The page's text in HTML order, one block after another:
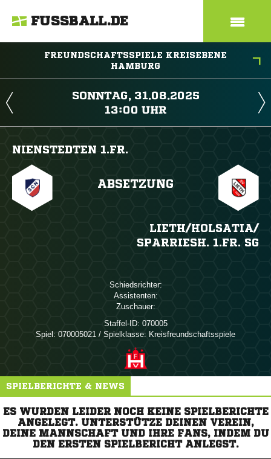
FUSSBALL.DE
FREUNDSCHAFTSSPIELE KREISEBENE
HAMBURG
 
 
NIENSTEDTEN 1.FR.
ABSETZUNG
LIETH/​HOLSATIA/​
SPARRIESH. 1.FR. SG
Schiedsrichter:
Assistenten:
Zuschauer:
Staffel-ID: 070005
Spiel: 070005021 / Spielklasse: Kreisfreundschaftsspiele
SPIELBERICHTE & NEWS
ES WURDEN LEIDER NOCH KEINE SPIELBERICHTE
ANGELEGT. UNTERSTÜTZE DEINEN VEREIN,
DEINE MANNSCHAFT UND IHRE FANS, INDEM DU
DEN ERSTEN SPIELBERICHT ANLEGST.